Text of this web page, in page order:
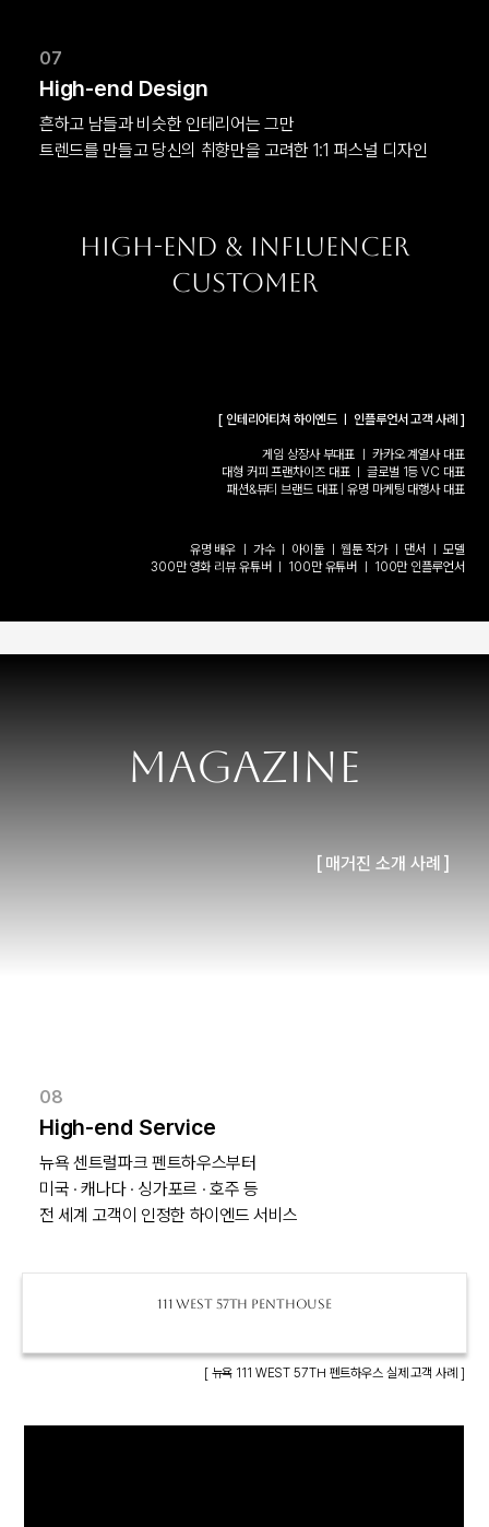
07
High-end Design
흔하고 남들과 비슷한 인테리어는 그만
트렌드를 만들고 당신의 취향만을 고려한 1:1 퍼스널 디자인
High-end & influencer
customer
[ 인테리어티쳐 하이엔드 ㅣ 인플루언서 고객 사례 ]
게임 상장사 부대표 ㅣ 카카오 계열사 대표
대형 커피 프랜차이즈 대표 ㅣ 글로벌 1등 VC 대표
패션&뷰티 브랜드 대표 | 유명 마케팅 대행사 대표
유명 배우 ㅣ 가수 ㅣ 아이돌 ㅣ 웹툰 작가 ㅣ 댄서 ㅣ 모델
300만 영화 리뷰 유튜버 ㅣ 100만 유튜버 ㅣ 100만 인플루언서
MAGAZINE
[ 매거진 소개 사례 ]
08
High-end Service
뉴욕 센트럴파크 펜트하우스부터
미국 · 캐나다 · 싱가포르 · 호주 등
전 세계 고객이 인정한 하이엔드 서비스
111 west 57th penthouse
[ 뉴욕 111 WEST 57TH 펜트하우스 실제 고객 사례 ]